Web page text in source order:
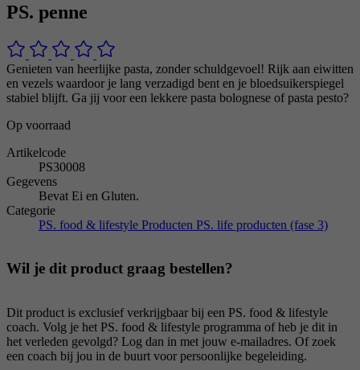
PS. penne
Genieten van heerlijke pasta, zonder schuldgevoel! Rijk aan eiwitten
en vezels waardoor je lang verzadigd bent en je bloedsuikerspiegel
stabiel blijft. Ga jij voor een lekkere pasta bolognese of pasta pesto?
Op voorraad
Artikelcode
PS30008
Gegevens
Bevat Ei en Gluten.
Categorie
PS. food & lifestyle Producten PS. life producten (fase 3)
Wil je dit product graag bestellen?
Dit product is exclusief verkrijgbaar bij een PS. food & lifestyle
coach. Volg je het PS. food & lifestyle programma of heb je dit in
het verleden gevolgd? Log dan in met jouw e-mailadres. Of zoek
een coach bij jou in de buurt voor persoonlijke begeleiding.